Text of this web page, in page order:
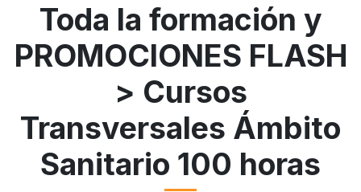
Toda la formación y
PROMOCIONES FLASH
> Cursos
Transversales Ámbito
Sanitario 100 horas